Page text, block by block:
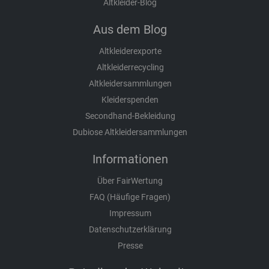
Altkleider-Blog
Aus dem Blog
Altkleiderexporte
Altkleiderrecycling
Altkleidersammlungen
Kleiderspenden
Secondhand-Bekleidung
Dubiose Altkleidersammlungen
Informationen
Über FairWertung
FAQ (Häufige Fragen)
Impressum
Datenschutzerklärung
Presse